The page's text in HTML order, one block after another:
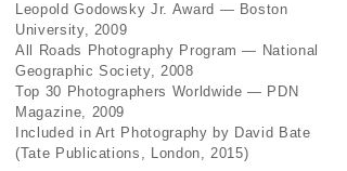
Leopold Godowsky Jr. Award — Boston
University, 2009
All Roads Photography Program — National
Geographic Society, 2008
Top 30 Photographers Worldwide — PDN
Magazine, 2009
Included in Art Photography by David Bate
(Tate Publications, London, 2015)